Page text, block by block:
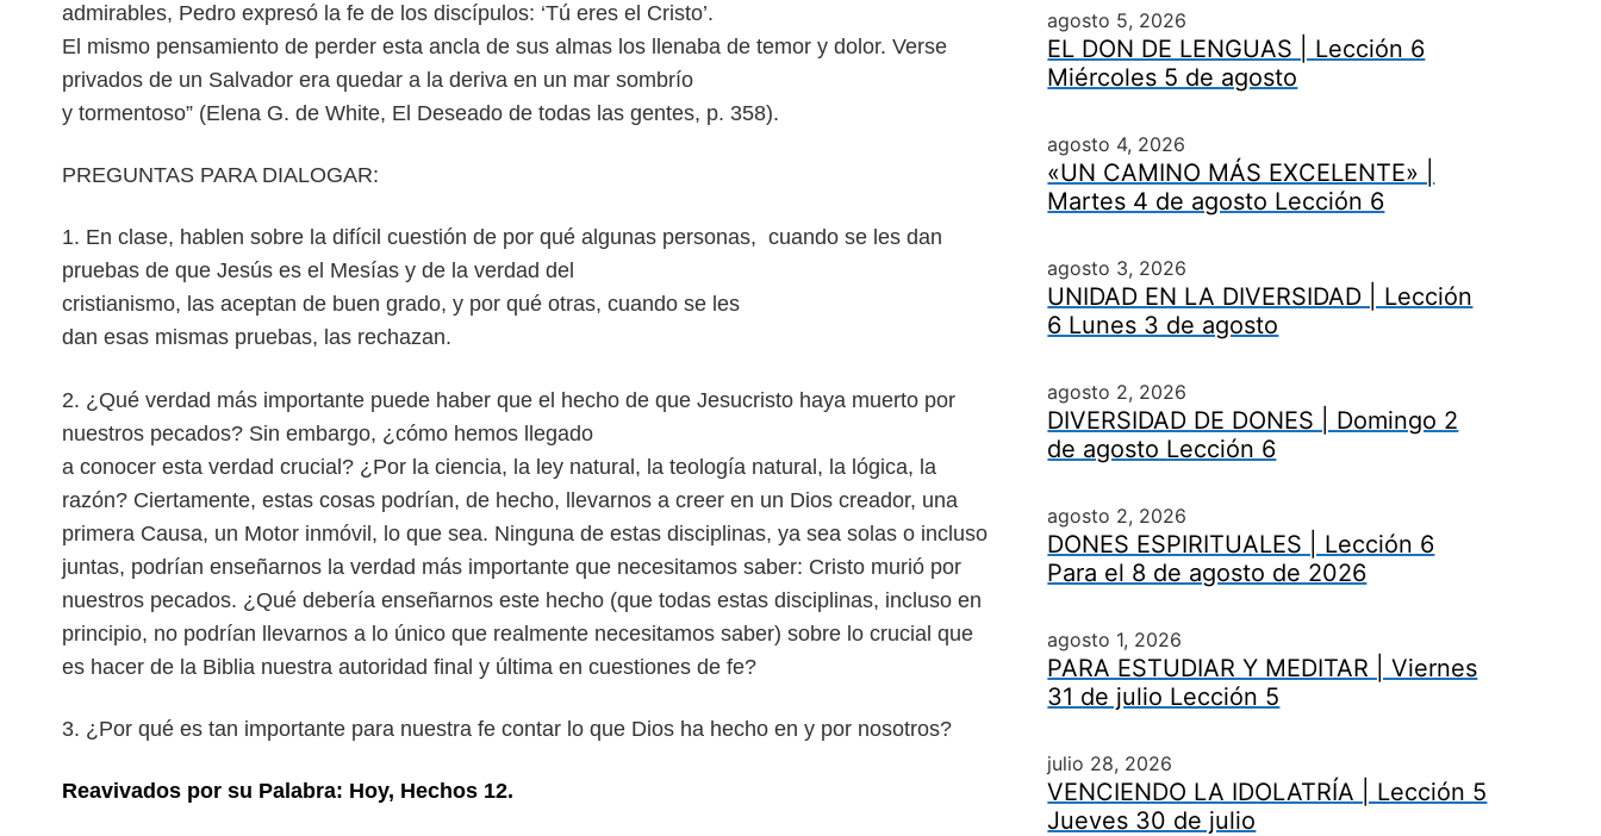
admirables, Pedro expresó la fe de los discípulos: ‘Tú eres el Cristo’.
El mismo pensamiento de perder esta ancla de sus almas los llenaba de temor y dolor. Verse
privados de un Salvador era quedar a la deriva en un mar sombrío
y tormentoso” (Elena G. de White, El Deseado de todas las gentes, p. 358).
PREGUNTAS PARA DIALOGAR:
1. En clase, hablen sobre la difícil cuestión de por qué algunas personas, cuando se les dan
pruebas de que Jesús es el Mesías y de la verdad del
cristianismo, las aceptan de buen grado, y por qué otras, cuando se les
dan esas mismas pruebas, las rechazan.
2. ¿Qué verdad más importante puede haber que el hecho de que Jesucristo haya muerto por
nuestros pecados? Sin embargo, ¿cómo hemos llegado
a conocer esta verdad crucial? ¿Por la ciencia, la ley natural, la teología natural, la lógica, la
razón? Ciertamente, estas cosas podrían, de hecho,
llevarnos a creer en un Dios creador, una
primera Causa, un Motor inmóvil, lo que sea. Ninguna de estas disciplinas, ya sea solas o incluso
juntas, podrían enseñarnos la verdad más importante que necesitamos saber: Cristo murió por
nuestros pecados. ¿Qué debería enseñarnos este hecho (que todas estas disciplinas, incluso en
principio, no podrían llevarnos a lo único que realmente necesitamos saber) sobre lo crucial que
es hacer de la Biblia nuestra autoridad final y última en cuestiones de fe?
3. ¿Por qué es tan importante para nuestra fe contar lo que Dios ha hecho en y por nosotros?
Reavivados por su Palabra: Hoy, Hechos 12.
agosto 5, 2026
EL DON DE LENGUAS | Lección 6
Miércoles 5 de agosto
agosto 4, 2026
«UN CAMINO MÁS EXCELENTE» |
Martes 4 de agosto Lección 6
agosto 3, 2026
UNIDAD EN LA DIVERSIDAD | Lección
6 Lunes 3 de agosto
agosto 2, 2026
DIVERSIDAD DE DONES | Domingo 2
de agosto Lección 6
agosto 2, 2026
DONES ESPIRITUALES | Lección 6
Para el 8 de agosto de 2026
agosto 1, 2026
PARA ESTUDIAR Y MEDITAR | Viernes
31 de julio Lección 5
julio 28, 2026
VENCIENDO LA IDOLATRÍA | Lección 5
Jueves 30 de julio